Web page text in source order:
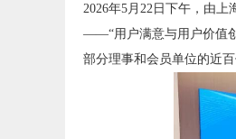
2026年5月22日下午，由
——“用户满意与用户价值
部分理事和会员单位的近